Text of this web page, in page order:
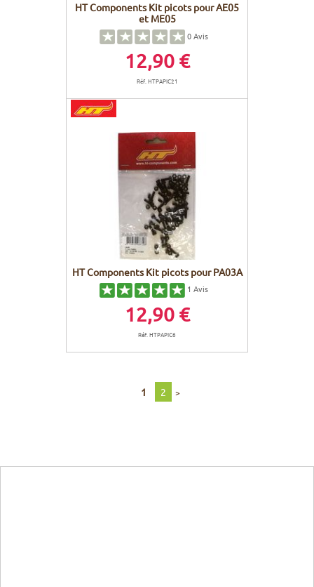
HT Components Kit picots pour AE05
et ME05
0Avis
12,90 €
Réf. HTPAPIC21
HT Components Kit picots pour PA03A
1 Avis
12,90 €
Réf. HTPAPIC6
1 2 >